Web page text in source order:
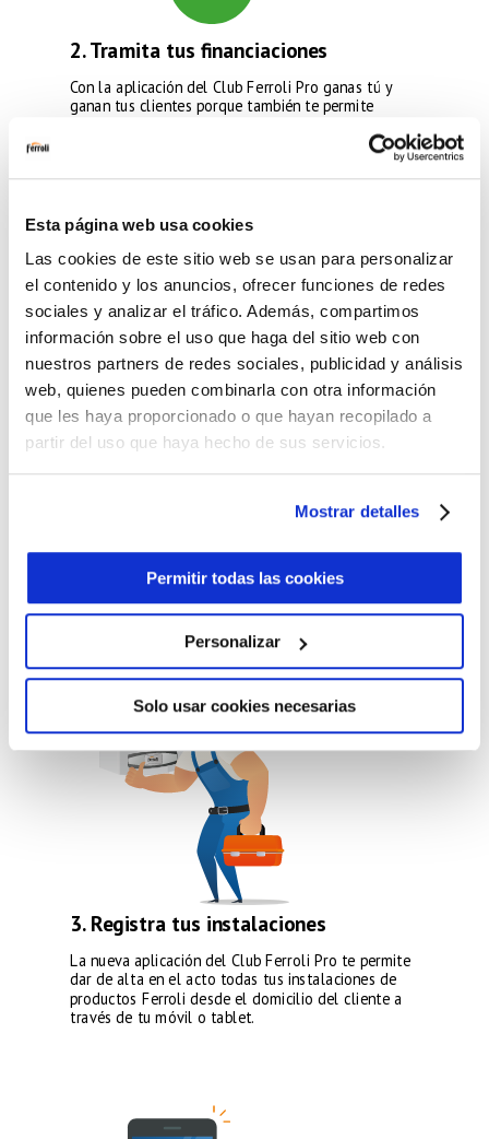
Esta página web usa cookies
Las cookies de este sitio web se usan para personalizar
el contenido y los anuncios, ofrecer funciones de redes
sociales y analizar el tráfico. Además, compartimos
información sobre el uso que haga del sitio web con
nuestros partners de redes sociales, publicidad y análisis
web, quienes pueden combinarla con otra información
que les haya proporcionado o que hayan recopilado a
partir del uso que haya hecho de sus servicios.
Mostrar detalles
Permitir todas las cookies
Personalizar
Solo usar cookies necesarias
3. Registra tus instalaciones
La nueva aplicación del Club Ferroli Pro te permite
dar de alta en el acto todas tus instalaciones de
productos Ferroli desde el domicilio del cliente a
través de tu móvil o tablet.
2. Tramita tus financiaciones
Con la aplicación del Club Ferroli Pro ganas tú y
ganan tus clientes porque también te permite
12, 24 y 36 meses sin
, para la compra de una amplia gama de
productos (calderas murales y de gasóleo, equipos
Ferroli).
¡Y sin tener que aportar un justificante de
ingresos**!
Además, tramitar esta financiación es ahora más
cómodo, fácil y rápido.Te lo contamos AQUÍ >
Para darte de alta en el servicio de financiación,
tienes que enviarnos un mail a
appferrolipro@ferrolipro.escon tus datos (nombre,
apellidos, localidad y teléfono) y, en breve, te
llamaremos.